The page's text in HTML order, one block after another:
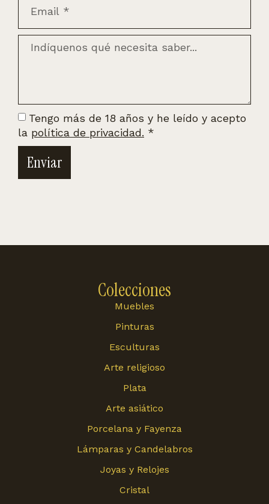
Tengo más de 18 años y he leído y acepto
la política de privacidad. *
Enviar
Colecciones
Muebles
Pinturas
Esculturas
Arte religioso
Plata
Arte asiático
Porcelana y Fayenza
Lámparas y Candelabros
Joyas y Relojes
Cristal